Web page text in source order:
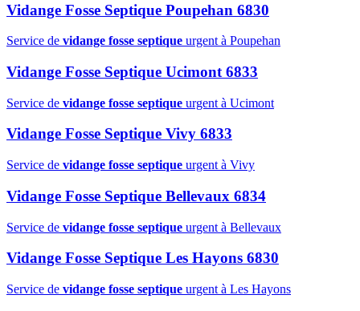
Vidange Fosse Septique Poupehan 6830
Service de vidange fosse septique urgent à Poupehan
Vidange Fosse Septique Ucimont 6833
Service de vidange fosse septique urgent à Ucimont
Vidange Fosse Septique Vivy 6833
Service de vidange fosse septique urgent à Vivy
Vidange Fosse Septique Bellevaux 6834
Service de vidange fosse septique urgent à Bellevaux
Vidange Fosse Septique Les Hayons 6830
Service de vidange fosse septique urgent à Les Hayons